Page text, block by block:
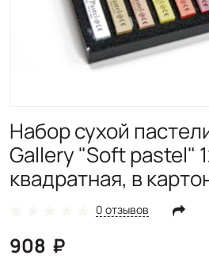
Набор сухой
Gallery "Soft pastel"
квадратная, в
0 отзывов
908